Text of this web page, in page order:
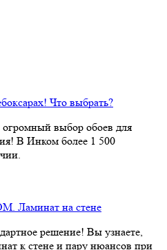
Что выбрать?
огромный выбор обоев для
В Инком более 1 500
Ламинат на стене
решение! Вы узнаете,
к стене и пару нюансов при